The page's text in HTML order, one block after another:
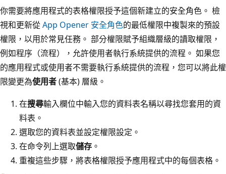
你需要將應用程式的表格權限授予這個新建立的安全角色。 檢
視和更新從App Opener 安全角色的最低權限中複製來的預設
權限，以用於常見任務。 部分權限賦予組織層級的讀取權限，
例如程序（流程），允許使用者執行系統提供的流程。 如果您
的應用程式或使用者不需要執行系統提供的流程，您可以將此權
限變更為使用者(基本) 層級。
在搜尋輸入欄位中輸入您的資料表名稱以尋找您套用的資
料表。
選取您的資料表並設定權限設定。
在命令列上選取儲存 。
重複這些步驟，將表格權限授予應用程式中的每個表格。